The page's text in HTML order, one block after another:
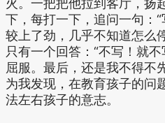
下，每打一下，追问一句：
较上了劲，几乎不知道怎么
只有一个回答：“不写！就
屈服。最后，还是我不得不
为我发现，在教育孩子的问
法左右孩子的意志。